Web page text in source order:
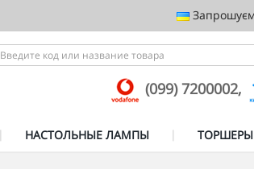
(099) 7200002,
НАСТОЛЬНЫЕ ЛАМПЫ ТОРШЕРЫ